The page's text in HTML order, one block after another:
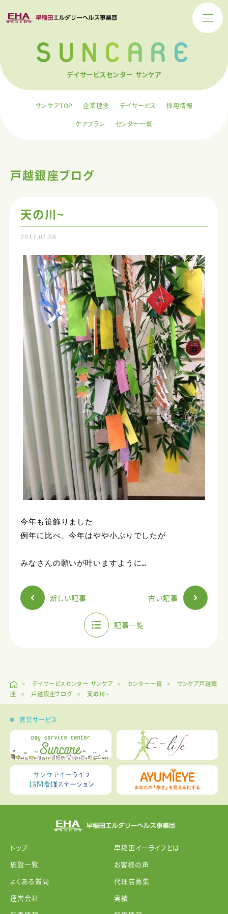
SUNCARE
デイサービスセンター サンケア
サンケアTOP 企業理念 デイサービス
採用情報
ケアプラン
センター一覧
戸越銀座ブログ
天の川~
2017.07.08
今年も笹飾りました
例年に比べ、今年はやや小ぶりでしたが
みなさんの願いが叶いますように…
新しい記事 古い記事
記事一覧
デイサービスセンター サンケア センター一覧
サンケア戸越銀
座
戸越銀座ブログ 天の川~
直営サービス
トップ
早稲田イーライフとは
施設一覧
お客様の声
よくある質問
代理店募集
運営会社
実績